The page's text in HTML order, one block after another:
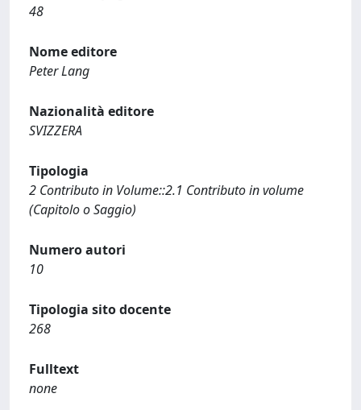
48
Nome editore
Peter Lang
Nazionalità editore
SVIZZERA
Tipologia
2 Contributo in Volume::2.1 Contributo in volume
(Capitolo o Saggio)
Numero autori
10
Tipologia sito docente
268
Fulltext
none